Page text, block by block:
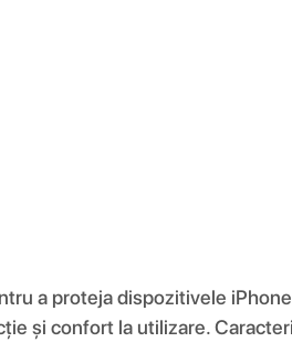
a proteja dispozitivele
și confort la utilizare.